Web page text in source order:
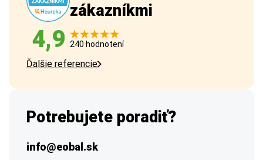
zákazníkmi
4,9 240 hodnotení
Ďalšie referencie
Potrebujete poradiť?
info@eobal.sk